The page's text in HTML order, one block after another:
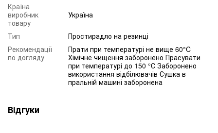
Країна
виробник
товару
Україна
Тип
Простирадло на резинці
Рекомендації
по догляду
Прати при температурі не вище 60°C
Хімічне чищення заборонено Прасувати
при температурі до 150 °С Заборонено
використання відбілювачів Сушка в
пральній машині заборонена
Відгуки